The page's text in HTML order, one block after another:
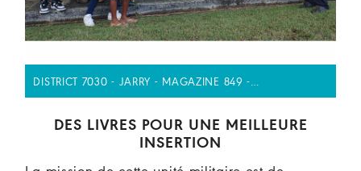
DISTRICT 7030 - JARRY - MAGAZINE 849 -…
DES LIVRES POUR UNE MEILLEURE
INSERTION